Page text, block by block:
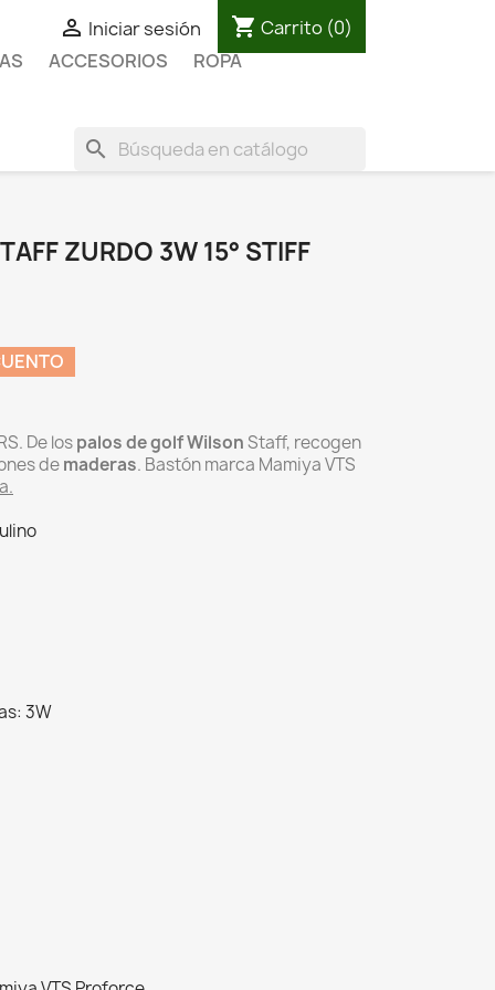
 Iniciar sesión shopping_cart Carrito (0)
ACCESORIOS
ROPA
search
ZURDO 3W 15° STIFF
De lospalos de golfWilsonStaff, recogen
demaderas. Bastón marca Mamiya VTS
3W